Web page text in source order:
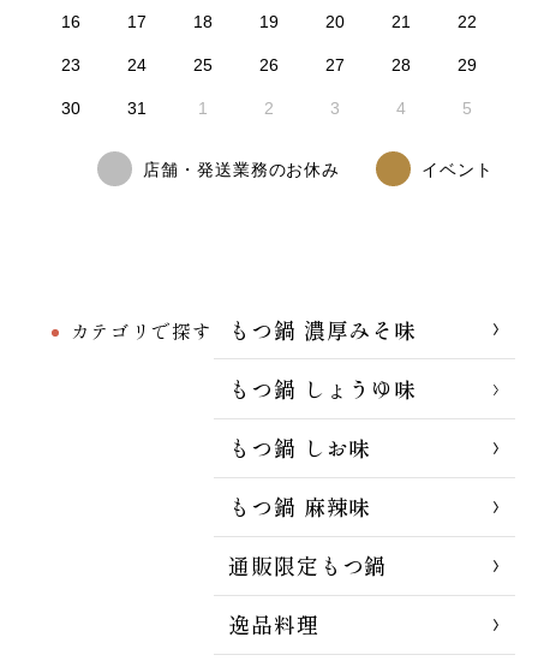
カテゴリで探す
もつ鍋 濃厚みそ味
もつ鍋 しょうゆ味
もつ鍋 しお味
もつ鍋 麻辣味
通販限定もつ鍋
逸品料理
16 17 18 19 20 21 22
23 24 25 26 27 28 29
30 31 1 2 3 4 5
店舗・発送業務のお休み イベント